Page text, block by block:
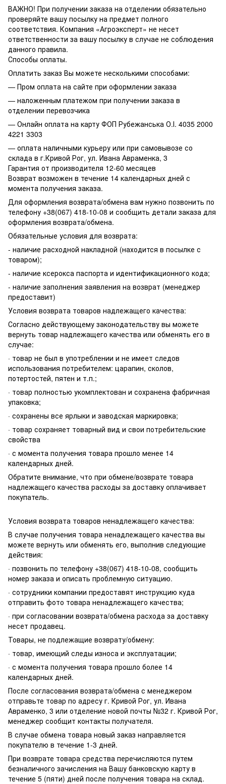
ВАЖНО! При получении заказа на отделении обязательно
проверяйте вашу посылку на предмет полного
соответствия. Компания «Агроэксперт» не несет
ответственности за вашу посылку в случае не соблюдения
данного правила.
Способы оплаты.
Оплатить заказ Вы можете несколькими способами:
— Пром оплата на сайте при оформлении заказа
— наложенным платежом при получении заказа в
отделении перевозчика
— Онлайн оплата на карту ФОП Рубежанська О.І. 4035 2000
4221 3303
— оплата наличными курьеру или при самовывозе со
склада в г.Кривой Рог, ул. Ивана Авраменка, 3
Гарантия от производителя 12-60 месяцев
Возврат возможен в течение 14 календарных дней с
момента получения заказа.
Для оформления возврата/обмена вам нужно позвонить по
телефону +38(067) 418-10-08 и сообщить детали заказа для
оформления возврата/обмена.
Обязательные условия для возврата:
- наличие расходной накладной (находится в посылке с
товаром);
- наличие ксерокса паспорта и идентификационного кода;
- наличие заполнения заявления на возврат (менеджер
предоставит)
Условия возврата товаров надлежащего качества:
Согласно действующему законодательству вы можете
вернуть товар надлежащего качества или обменять его в
случае:
· товар не был в употреблении и не имеет следов
использования потребителем: царапин, сколов,
потертостей, пятен и т.п.;
· товар полностью укомплектован и сохранена фабричная
упаковка;
· сохранены все ярлыки и заводская маркировка;
· товар сохраняет товарный вид и свои потребительские
свойства
· с момента получения товара прошло менее 14
календарных дней.
Обратите внимание, что при обмене/возврате товара
надлежащего качества расходы за доставку оплачивает
покупатель.
Условия возврата товаров ненадлежащего качества:
В случае получения товара ненадлежащего качества вы
можете вернуть или обменять его, выполнив следующие
действия:
· позвонить по телефону +38(067) 418-10-08, сообщить
номер заказа и описать проблемную ситуацию.
· сотрудники компании предоставят инструкцию куда
отправить фото товара ненадлежащего качества;
· при согласовании возврата/обмена расхода за доставку
несет продавец.
Товары, не подлежащие возврату/обмену:
· товар, имеющий следы износа и эксплуатации;
· с момента получения товара прошло более 14
календарных дней.
После согласования возврата/обмена с менеджером
отправьте товар по адресу г. Кривой Рог, ул. Ивана
Авраменко, 3 или отделение новой почты №32 г. Кривой Рог,
менеджер сообщит контакты получателя.
В случае обмена товара новый заказ направляется
покупателю в течение 1-3 дней.
При возврате товара средства перечисляются путем
безналичного зачисления на Вашу банковскую карту в
течение 5 (пяти) дней после получения товара на склад.